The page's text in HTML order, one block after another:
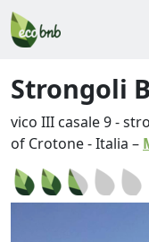
Strongoli
vico III casale 9 -
of Crotone-Italia –